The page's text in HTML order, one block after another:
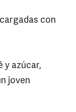
con
y azúcar,
joven